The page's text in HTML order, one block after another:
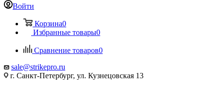
Войти
Корзина0
Избранные товары0
Сравнение товаров0
sale@strikepro.ru
г. Санкт-Петербург, ул. Кузнецовская 13